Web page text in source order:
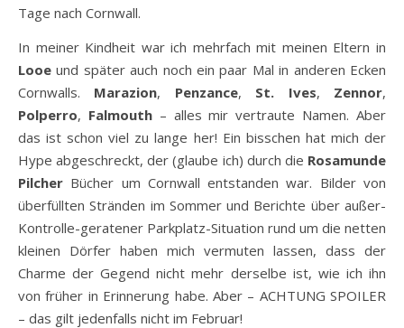
Tage nach Cornwall.
In meiner Kindheit war ich mehrfach mit meinen Eltern in
Looe und später auch noch ein paar Mal in anderen Ecken
Cornwalls. Marazion, Penzance, St. Ives, Zennor,
Polperro, Falmouth– alles mir vertraute Namen. Aber
das ist schon viel zu lange her! Ein bisschen hat mich der
Hype abgeschreckt, der (glaube ich) durch die Rosamunde
Pilcher Bücher um Cornwall entstanden war. Bilder von
überfüllten Stränden im Sommer und Berichte über außer-
Kontrolle-geratener Parkplatz-Situation rund um die netten
kleinen Dörfer haben mich vermuten lassen, dass der
Charme der Gegend nicht mehr derselbe ist, wie ich ihn
von früher in Erinnerung habe. Aber – ACHTUNG SPOILER
– das gilt jedenfalls nicht im Februar!